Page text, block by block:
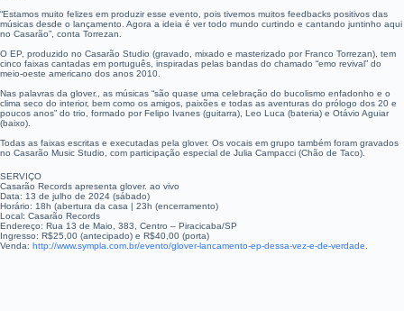
“Estamos muito felizes em produzir esse evento, pois tivemos muitos feedbacks positivos das
músicas desde o lançamento. Agora a ideia é ver todo mundo curtindo e cantando juntinho aqui
no Casarão”, conta Torrezan.
O EP, produzido no Casarão Studio (gravado, mixado e masterizado por Franco Torrezan), tem
cinco faixas cantadas em português, inspiradas pelas bandas do chamado “emo revival” do
meio-oeste americano dos anos 2010.
Nas palavras da glover., as músicas “são quase uma celebração do bucolismo enfadonho e o
clima seco do interior, bem como os amigos, paixões e todas as aventuras do prólogo dos 20 e
poucos anos” do trio, formado por Felipo Ivanes (guitarra), Leo Luca (bateria) e Otávio Aguiar
(baixo).
Todas as faixas escritas e executadas pela glover. Os vocais em grupo também foram gravados
no Casarão Music Studio, com participação especial de Julia Campacci (Chão de Taco).
SERVIÇO
Casarão Records apresenta glover. ao vivo
Data: 13 de julho de 2024 (sábado)
Horário: 18h (abertura da casa | 23h (encerramento)
Local: Casarão Records
Endereço: Rua 13 de Maio, 383, Centro – Piracicaba/SP
Ingresso: R$25,00 (antecipado) e R$40,00 (porta)
Venda: http://www.sympla.com.br/evento/glover-lancamento-ep-dessa-vez-e-de-verdade